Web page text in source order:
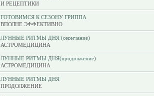
И РЕЦЕПТИКИ
ГОТОВИМСЯ К СЕЗОНУ ГРИППА
ВПОЛНЕ ЭФФЕКТИВНО
ЛУННЫЕ РИТМЫ ДНЯ (окончание)
АСТРОМЕДИЦИНА
ЛУННЫЕ РИТМЫ ДНЯ(продолжение)
АСТРОМЕДИЦИНА
ЛУННЫЕ РИТМЫ ДНЯ
ПРОДОЛЖЕНИЕ